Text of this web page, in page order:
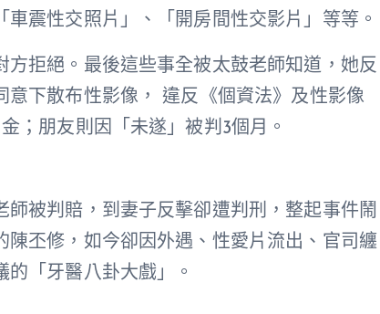
震性交照片」、「開房間性交影片」等等。
拒絕。最後這些事全被太鼓老師知道，她反
下散布性影像， 違反《個資法》及性影像
；朋友則因「未遂」被判3個月。
被判賠，到妻子反擊卻遭判刑，整起事件鬧
丕修，如今卻因外遇、性愛片流出、官司纏
「牙醫八卦大戲」。